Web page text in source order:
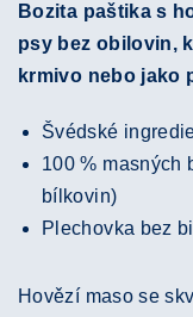
Bozita paštika s
psy bez obilovin,
krmivo nebo jako
Švédské
100 % masných
bílkovin)
Plechovka bez
Hovězí maso se